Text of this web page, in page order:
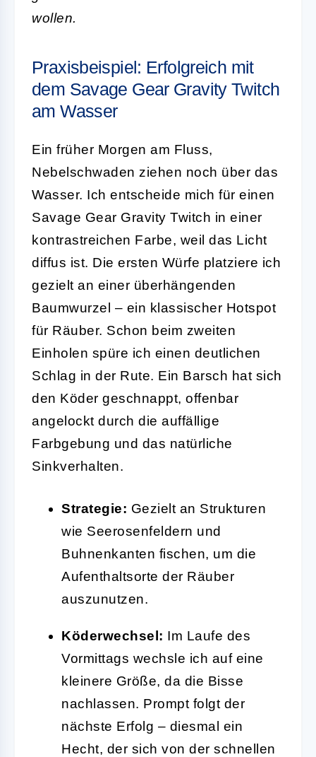
wollen.
Praxisbeispiel: Erfolgreich mit
dem Savage Gear Gravity Twitch
am Wasser
Ein früher Morgen am Fluss,
Nebelschwaden ziehen noch über das
Wasser. Ich entscheide mich für einen
Savage Gear Gravity Twitch in einer
kontrastreichen Farbe, weil das Licht
diffus ist. Die ersten Würfe platziere ich
gezielt an einer überhängenden
Baumwurzel – ein klassischer Hotspot
für Räuber. Schon beim zweiten
Einholen spüre ich einen deutlichen
Schlag in der Rute. Ein Barsch hat sich
den Köder geschnappt, offenbar
angelockt durch die auffällige
Farbgebung und das natürliche
Sinkverhalten.
Strategie: Gezielt an Strukturen
wie Seerosenfeldern und
Buhnenkanten fischen, um die
Aufenthaltsorte der Räuber
auszunutzen.
Köderwechsel: Im Laufe des
Vormittags wechsle ich auf eine
kleinere Größe, da die Bisse
nachlassen. Prompt folgt der
nächste Erfolg – diesmal ein
Hecht, der sich von der schnellen